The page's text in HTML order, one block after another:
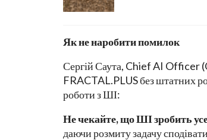
Як не наробити помилок
Сергій Саута, Chief AI Officer
FRACTAL.PLUS без штатних
роботи з ШІ:
Не чекайте, що ШІ зробить
даючи розмиту задачу